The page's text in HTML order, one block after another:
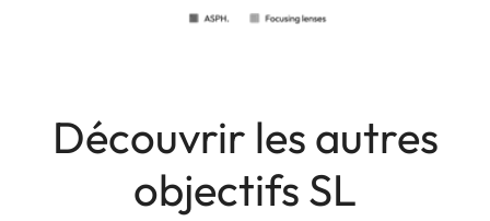
Découvrir les autres
objectifs SL